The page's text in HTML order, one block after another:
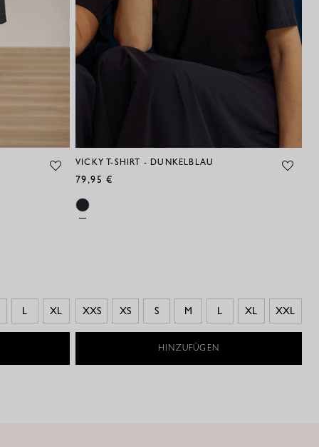
L XL
VICKY T-SHIRT - DUNKELBLAU
79,95 €
XXS XS S M L XL XXL
HINZUFÜGEN